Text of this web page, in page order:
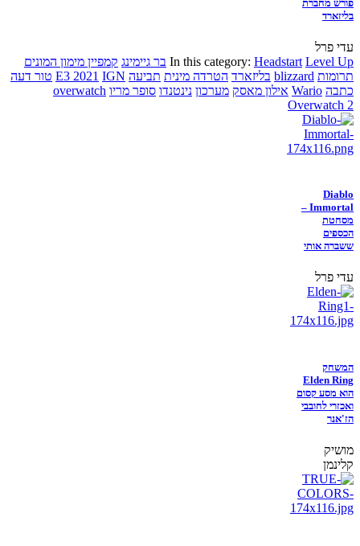
פורש מחברת
בליזארד
עדי פרל
In this category: Headstart Level Up בר גיימינג קמפיין מימון המונים
תרומות blizzard בליזארד הטרדה מינית תביעה E3 2021 IGN
טור דעה
כתבה Wario אילון מאסק מערכון נינטנדו סופר מריו overwatch
Overwatch 2
Diablo
Immortal –
מסחטת
הכספים
ששברה אותי
עדי פרל
המשחק
Elden Ring
הוא מסע קסום
ואכזרי לחובבי
הז'אנר
מושיק
קלינמן